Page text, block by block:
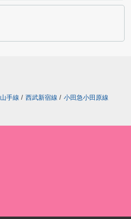
山手線 / 西武新宿線 / 小田急小田原線